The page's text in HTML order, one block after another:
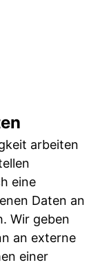
arbeiten
eine
Daten an
Wir geben
an externe
einer